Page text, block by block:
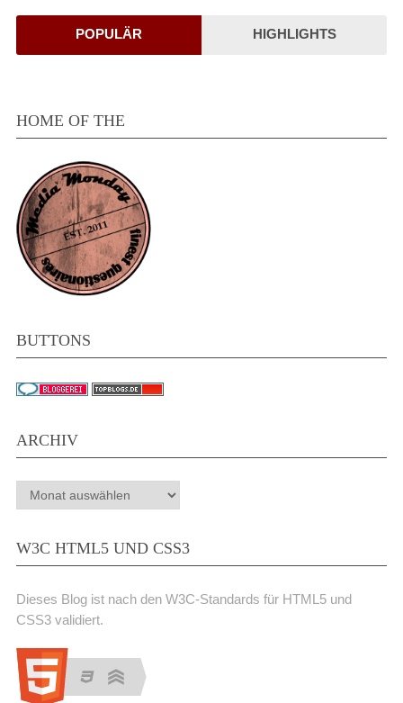
POPULÄR HIGHLIGHTS
HOME OF THE
BUTTONS
ARCHIV
Archiv
W3C HTML5 UND CSS3
Dieses Blog ist nach den W3C-Standards für HTML5 und
CSS3 validiert.